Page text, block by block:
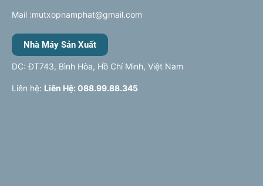
Mail :mutxopnamphat@gmail.com
Nhà Máy Sản Xuất
DC: ĐT743, Bình Hòa, Hồ Chí Minh, Việt Nam
Liên hệ: Liên Hệ: 088.99.88.345